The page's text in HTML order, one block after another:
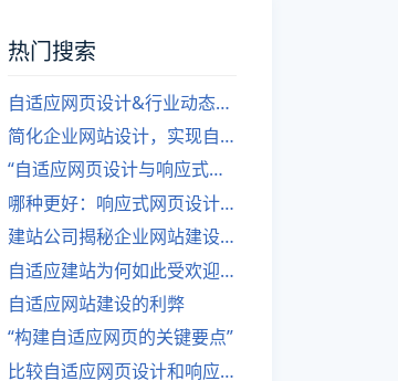
热门搜索
自适应网页设计&行业动态，关注建站。
简化企业网站设计，实现自适应设计的方法
“自适应网页设计与响应式网站建设的异同”
哪种更好：响应式网页设计还是自适应网站？
建站公司揭秘企业网站建设核心原则
自适应建站为何如此受欢迎？
自适应网站建设的利弊
“构建自适应网页的关键要点”
比较自适应网页设计和响应式网站的差异